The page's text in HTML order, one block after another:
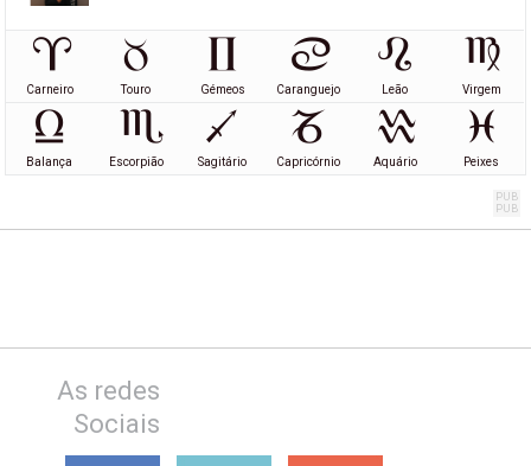
Carneiro Touro Gémeos Caranguejo Leão Virgem
Balança Escorpião Sagitário Capricórnio Aquário Peixes
As redes
Sociais